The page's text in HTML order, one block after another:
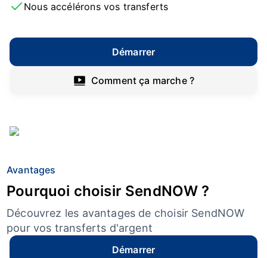
Nous accélérons vos transferts
Démarrer
Comment ça marche ?
Avantages
Pourquoi choisir SendNOW ?
Découvrez les avantages de choisir SendNOW
pour vos transferts d'argent
Démarrer